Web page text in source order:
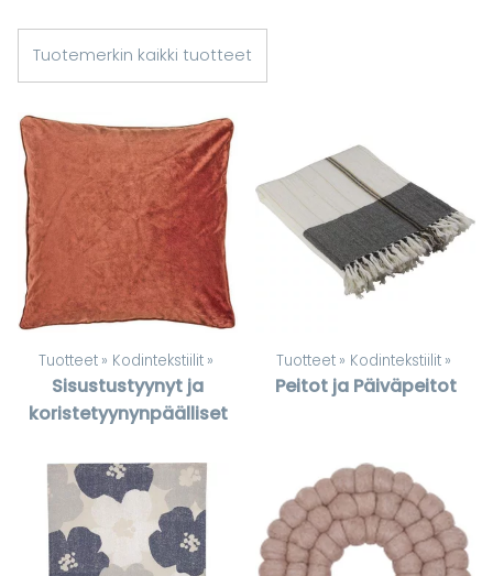
Tuotemerkin kaikki tuotteet
Tuotteet ‪» Kodintekstiilit ‪»
Sisustustyynyt ja
koristetyynynpäälliset
Tuotteet ‪» Kodintekstiilit ‪»
Peitot ja Päiväpeitot